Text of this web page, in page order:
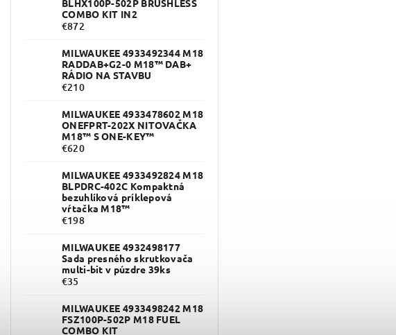
BLHX100P-502P BRUSHLESS
COMBO KIT IN2
€872
MILWAUKEE 4933492344 M18
RADDAB+G2-0 M18™ DAB+
RÁDIO NA STAVBU
€210
MILWAUKEE 4933478602 M18
ONEFPRT-202X NITOVAČKA
M18™ S ONE-KEY™
€620
MILWAUKEE 4933492824 M18
BLPDRC-402C Kompaktná
bezuhlíková príklepová
vŕtačka M18™
€198
MILWAUKEE 4932498177
Sada presného skrutkovača
multi-bit v púzdre 39ks
€35
MILWAUKEE 4933498242 M18
FSZ100P-502P M18 FUEL
COMBO KIT